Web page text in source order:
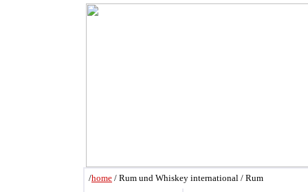
/home / Rum und Whiskey international / Rum